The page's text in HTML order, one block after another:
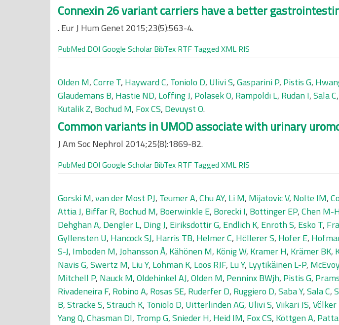
Connexin 26 variant carriers have a better
. Eur J Hum Genet 2015;23(5):563-4.
PubMed DOI Google Scholar BibTex RTF Tagged XML RIS
Olden M,Corre T, Hayward C, Toniolo D, Ulivi S,Gasparini P, Pistis G,
Glaudemans B, Hastie ND, Loffing J, Polasek O, Rampoldi L, Rudan I,Sala C,
Kutalik Z, Bochud M, Fox CS, Devuyst O.
Common variants in UMOD associate with urinary
J Am Soc Nephrol 2014;25(8):1869-82.
PubMed DOI Google Scholar BibTex RTF Tagged XML RIS
Gorski M,van der Most PJ, Teumer A,Chu AY, Li M, Mijatovic V, Nolte IM,
Attia J, Biffar R, Bochud M, Boerwinkle E, Borecki I, Bottinger EP,Chen M-
Dehghan A, Dengler L, Ding J, Eiriksdottir G, Endlich K, Enroth S, Esko T,
Gyllensten U, Hancock SJ, Harris TB, Helmer C, Höllerer S, Hofer E,
S-J, Imboden M,Johansson Å, Kähönen M, König W, Kramer H, Krämer BK,
Navis G,Swertz M, Liu Y, Lohman K, Loos RJF, Lu Y, Lyytikäinen L-P,
Mitchell P, Nauck M,Oldehinkel AJ,Olden M, Penninx BWjh, Pistis G,
Rivadeneira F, Robino A, Rosas SE, Ruderfer D, Ruggiero D,Saba Y,Sala C,
B,Stracke S,Strauch K, Toniolo D, Uitterlinden AG, Ulivi S,Viikari JS,Völker
Yang Q,Chasman DI, Tromp G,Snieder H, Heid IM, Fox CS, Köttgen A,